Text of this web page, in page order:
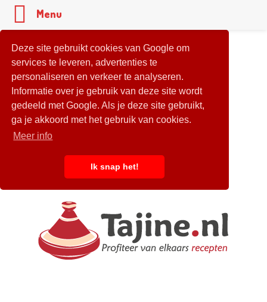
Deze site gebruikt cookies van Google om
services te leveren, advertenties te
personaliseren en verkeer te analyseren.
Informatie over je gebruik van deze site wordt
gedeeld met Google. Als je deze site gebruikt,
ga je akkoord met het gebruik van cookies.
Meer info
Ik snap het!
Menu